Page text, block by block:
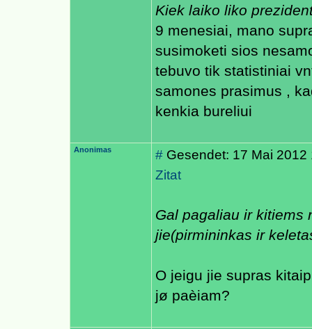
Kiek laiko liko
9 menesiai, mano
susimoketi sios
tebuvo tik statistiniai
samones prasimus ,
kenkia bureliui
Anonimas # Gesendet: 17 Mai 2012
Zitat
Gal pagaliau ir kitiems
jie(pirmininkas ir
O jeigu jie supras
jø paèiam?